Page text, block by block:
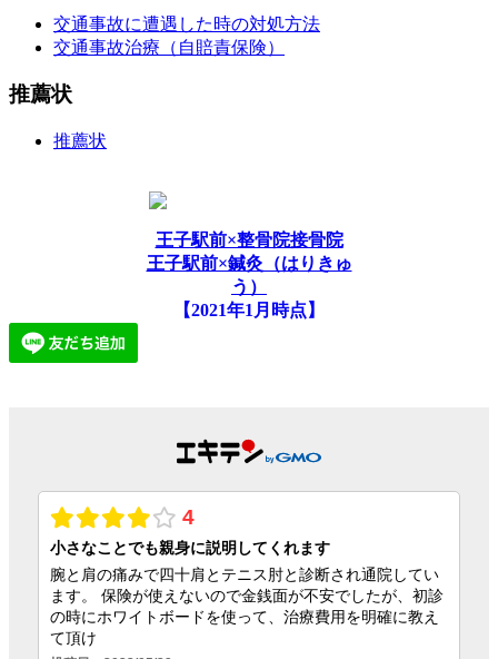
交通事故に遭遇した時の対処方法
交通事故治療（自賠責保険）
推薦状
推薦状
王子駅前×整骨院接骨院
王子駅前×鍼灸（はりきゅ
う）
【2021年1月時点】